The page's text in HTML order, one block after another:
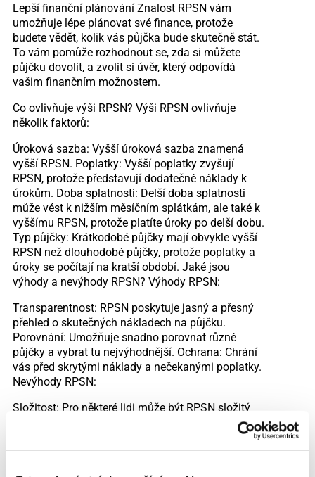
Lepší finanční plánování Znalost RPSN vám
umožňuje lépe plánovat své finance, protože
budete vědět, kolik vás půjčka bude skutečně stát.
To vám pomůže rozhodnout se, zda si můžete
půjčku dovolit, a zvolit si úvěr, který odpovídá
vašim finančním možnostem.
Co ovlivňuje výši RPSN? Výši RPSN ovlivňuje
několik faktorů:
Úroková sazba: Vyšší úroková sazba znamená
vyšší RPSN. Poplatky: Vyšší poplatky zvyšují
RPSN, protože představují dodatečné náklady k
úrokům. Doba splatnosti: Delší doba splatnosti
může vést k nižším měsíčním splátkám, ale také k
vyššímu RPSN, protože platíte úroky po delší dobu.
Typ půjčky: Krátkodobé půjčky mají obvykle vyšší
RPSN než dlouhodobé půjčky, protože poplatky a
úroky se počítají na kratší období. Jaké jsou
výhody a nevýhody RPSN? Výhody RPSN:
Transparentnost: RPSN poskytuje jasný a přesný
přehled o skutečných nákladech na půjčku.
Porovnání: Umožňuje snadno porovnat různé
půjčky a vybrat tu nejvýhodnější. Ochrana: Chrání
vás před skrytými náklady a nečekanými poplatky.
Nevýhody RPSN:
Složitost: Pro některé lidi může být RPSN složitý
důkladného vysvětlení. Nezohledňuje všechny
aspekty: RPSN nezohledňuje například flexibilitu